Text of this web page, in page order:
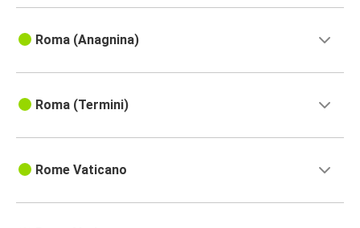
Roma (Anagnina)
Roma (Termini)
Rome Vaticano